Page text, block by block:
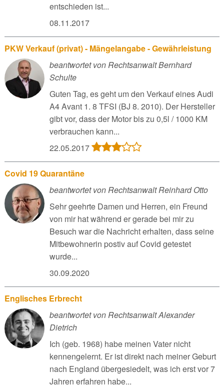
entschieden ist...
08.11.2017
PKW Verkauf (privat) - Mängelangabe - Gewährleistung
beantwortet von Rechtsanwalt Bernhard
Schulte
Guten Tag, es geht um den Verkauf eines Audi
A4 Avant 1. 8 TFSI (BJ 8. 2010). Der Hersteller
gibt vor, dass der Motor bis zu 0,5l / 1000 KM
verbrauchen kann...
22.05.2017
Covid 19 Quarantäne
beantwortet von Rechtsanwalt Reinhard Otto
Sehr geehrte Damen und Herren, ein Freund
von mir hat während er gerade bei mir zu
Besuch war die Nachricht erhalten, dass seine
Mitbewohnerin postiv auf Covid getestet
wurde...
30.09.2020
Englisches Erbrecht
beantwortet von Rechtsanwalt Alexander
Dietrich
Ich (geb. 1968) habe meinen Vater nicht
kennengelernt. Er ist direkt nach meiner Geburt
nach England übergesiedelt, was ich erst vor 7
Jahren erfahren habe...